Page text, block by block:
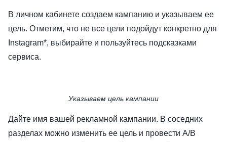
В личном кабинете создаем кампанию и указываем ее
цель. Отметим, что не все цели подойдут конкретно для
Instagram*, выбирайте и пользуйтесь подсказками
сервиса.
Указываем цель кампании
Дайте имя вашей рекламной кампании. В соседних
разделах можно изменить ее цель и провести A/B